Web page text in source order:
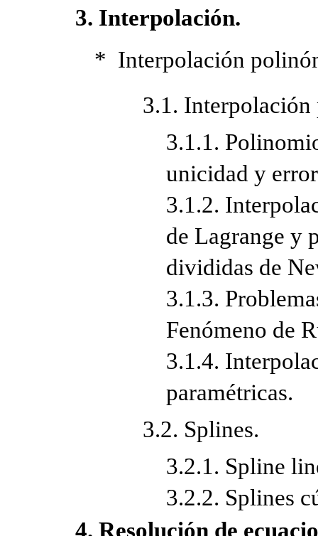
3. Interpolación.
* Interpolación
3.1.
3.1.1.
unicidad y
3.1.2.
de Lagrange y
divididas de
3.1.3.
Fenómeno de
3.1.4.
paramétricas.
3.2. Splines.
3.2.1. Spline
3.2.2. Splines
4. Resolución de